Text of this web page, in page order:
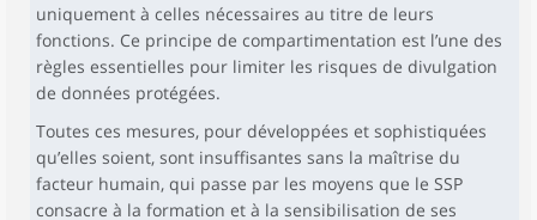
uniquement à celles nécessaires au titre de leurs
fonctions. Ce principe de compartimentation est l’une des
règles essentielles pour limiter les risques de divulgation
de données protégées.
Toutes ces mesures, pour développées et sophistiquées
qu’elles soient, sont insuffisantes sans la maîtrise du
facteur humain, qui passe par les moyens que le SSP
consacre à la formation et à la sensibilisation de ses